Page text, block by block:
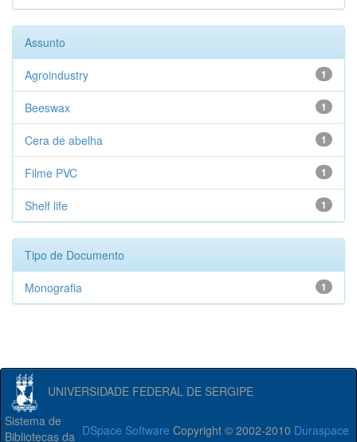
Assunto
1
Agroindustry
1
Beeswax
1
Cera de abelha
1
Filme PVC
1
Shelf life
Tipo de Documento
1
Monografia
UNIVERSIDADE FEDERAL DE SERGIPE
DSpace Software Copyright © 2002-2010 Duraspace
Sistema de
Bibliotecas da